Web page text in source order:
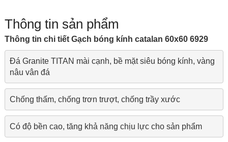
Thông tin sản phẩm
Thông tin chi tiết Gạch bóng kính catalan 60x60 6929
Đá Granite TITAN mài cạnh, bề mặt siêu bóng kính, vàng
nâu vân đá
Chống thấm, chống trơn trượt, chống trầy xước
Có độ bền cao, tăng khả năng chịu lực cho sản phẩm